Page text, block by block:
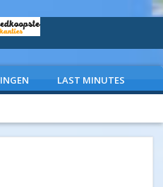
LAST MINUTES